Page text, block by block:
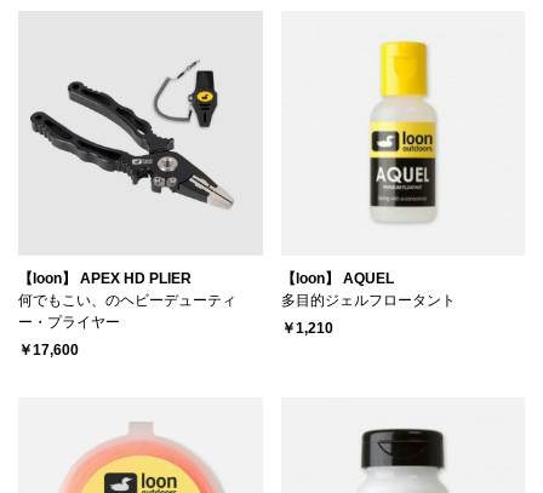
【loon】 APEX HD PLIER
何でもこい、のヘビーデューティ
ー・プライヤー
￥17,600
【loon】 AQUEL
多目的ジェルフロータント
￥1,210